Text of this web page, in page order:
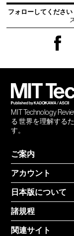
フォローしてください
MIT Technology
る 世界を理解する
す。
ご案内
アカウント
日本版について
諸規程
関連サイト